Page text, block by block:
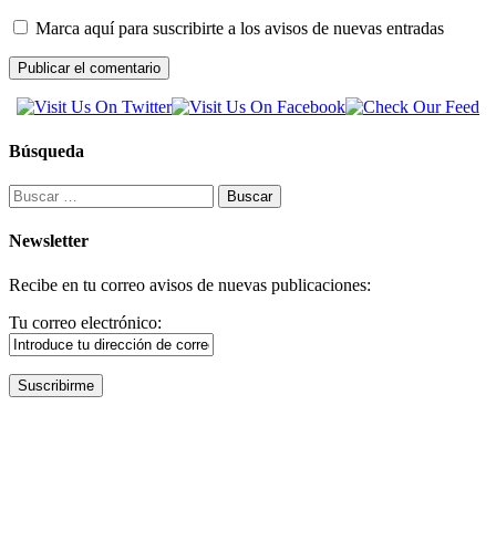
Marca aquí para suscribirte a los avisos de nuevas entradas
Búsqueda
Buscar:
Newsletter
Recibe en tu correo avisos de nuevas publicaciones:
Tu correo electrónico: